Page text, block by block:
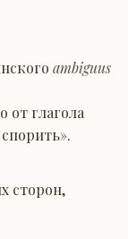
ambiguus
от глагола
сторон,